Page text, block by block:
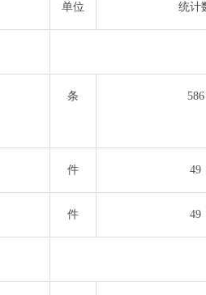
单位 统计
条 586
件 49
件 49